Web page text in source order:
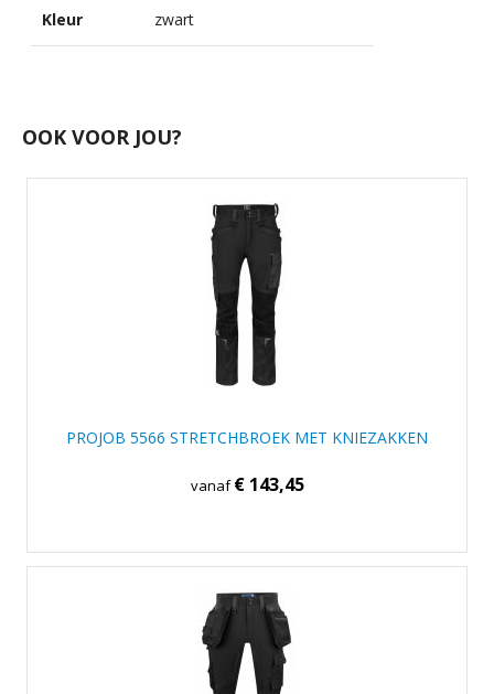
Kleur zwart
OOK VOOR JOU?
PROJOB 5566 STRETCHBROEK MET KNIEZAKKEN
vanaf€ 143,45